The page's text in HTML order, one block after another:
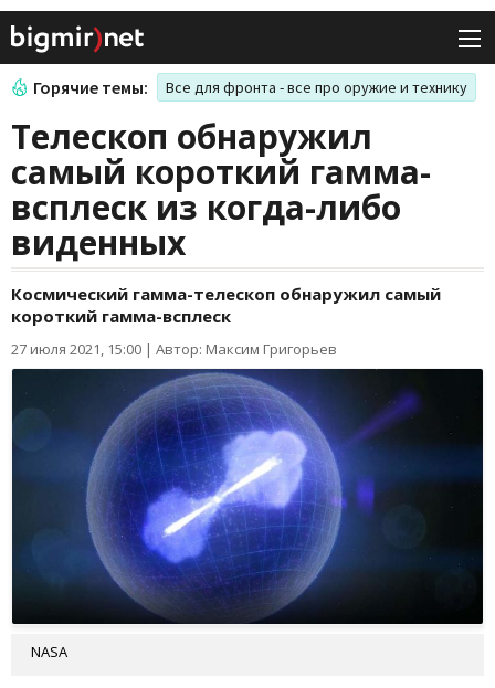
Горячие темы: Все для фронта - все про оружие и технику
Телескоп обнаружил
самый короткий гамма-
всплеск из когда-либо
виденных
Космический гамма-телескоп обнаружил самый
короткий гамма-всплеск
27 июля 2021, 15:00 | Автор: Максим Григорьев
NASA